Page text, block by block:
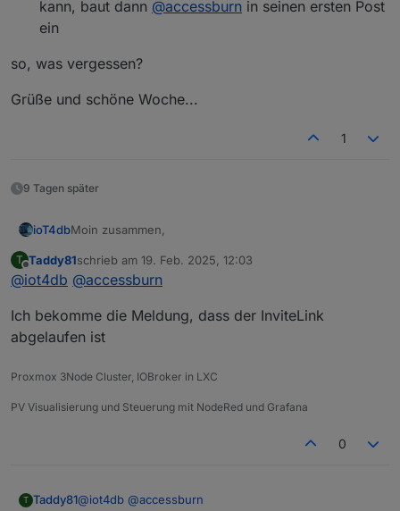
kann, baut dann @accessburn in seinen ersten Post
ein
so, was vergessen?
Grüße und schöne Woche...
1
9 Tagen später
ioT4dbMoin zusammen,
wir hatten gestern unseren ersten "Testlauf" für nen
virtuellen Stammtisch (also zusatz zu den geplanten
meiner Fragen die ich schon immer mit mir
rumschleppe bequatschen können. Coole Sache!
Wir hatten dann noch folgendes abgesprochen -
wir bzw. Bernd (@ilovegym
Channel (
ilovegym wenn ich dirs abnehmen soll,
einfach bescheid geben) auf (den kann man auch
Post ein
so, was vergessen?
Grüße und schöne Woche...
T
Offline
Taddy81schrieb am 19. Feb. 2025, 12:03
zuletzt editiert von
@iot4db @accessburn
Ich bekomme die Meldung, dass der InviteLink
abgelaufen ist
Proxmox 3Node Cluster, IOBroker in LXC
PV Visualisierung und Steuerung mit NodeRed und Grafana
0
T Taddy81@iot4db @accessburn